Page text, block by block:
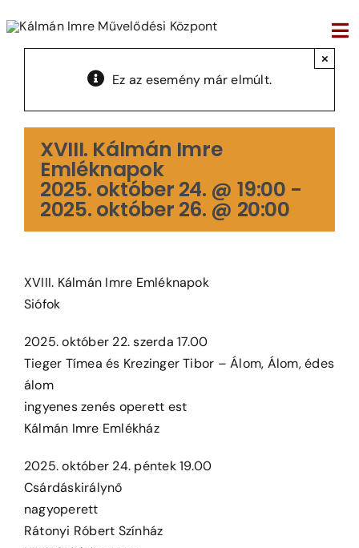
Ez az esemény már elmúlt.
×
XVIII. Kálmán Imre
Emléknapok
2025. október 24. @ 19:00 -
2025. október 26. @ 20:00
XVIII. Kálmán Imre Emléknapok
Siófok
2025. október 22. szerda 17.00
Tieger Tímea és Krezinger Tibor – Álom, Álom, édes
álom
ingyenes zenés operett est
Kálmán Imre Emlékház
2025. október 24. péntek 19.00
Csárdáskirálynő
nagyoperett
Rátonyi Róbert Színház